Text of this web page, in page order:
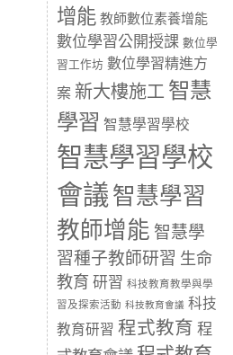
增能 教師數位素養增能
數位學習公開授課 數位學
習工作坊 數位學習精進方
案 新大樓施工 智慧
學習 智慧學習學校
智慧學習學校
會議 智慧學習
教師增能 智慧學
習種子教師研習 生命
教育 研習 科技教育教學與學
習及探索活動 科技教育會議 科技
教育研習 程式教育 程